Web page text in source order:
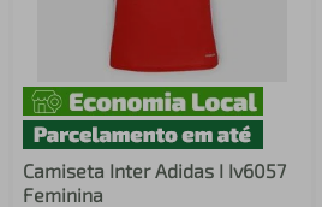
Camiseta Inter Adidas I Iv6057
Feminina